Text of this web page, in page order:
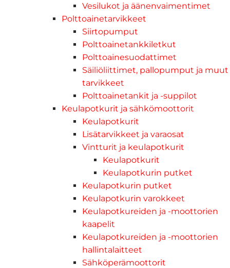
Vesilukot ja äänenvaimentimet
Polttoainetarvikkeet
Siirtopumput
Polttoainetankkiletkut
Polttoainesuodattimet
Säiliöliittimet, pallopumput ja muut
tarvikkeet
Polttoainetankit ja -suppilot
Keulapotkurit ja sähkömoottorit
Keulapotkurit
Lisätarvikkeet ja varaosat
Vintturit ja keulapotkurit
Keulapotkurit
Keulapotkurin putket
Keulapotkurin putket
Keulapotkurin varokkeet
Keulapotkureiden ja -moottorien
kaapelit
Keulapotkureiden ja -moottorien
hallintalaitteet
Sähköperämoottorit